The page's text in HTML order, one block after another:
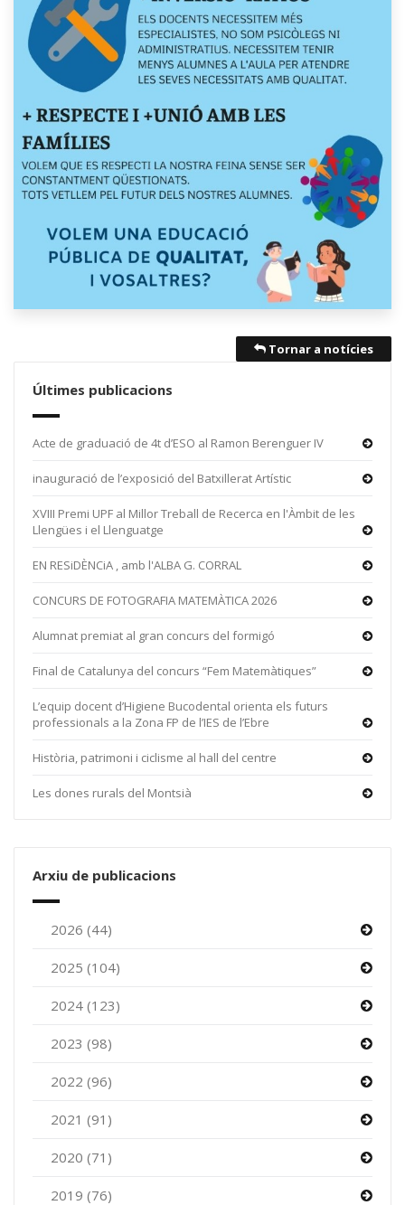
Tornar a notícies
Últimes publicacions
Acte de graduació de 4t d’ESO al Ramon Berenguer IV
inauguració de l’exposició del Batxillerat Artístic
XVIII Premi UPF al Millor Treball de Recerca en l'Àmbit de les
Llengües i el Llenguatge
EN RESiDÈNCiA , amb l'ALBA G. CORRAL
CONCURS DE FOTOGRAFIA MATEMÀTICA 2026
Alumnat premiat al gran concurs del formigó
Final de Catalunya del concurs “Fem Matemàtiques”
L’equip docent d’Higiene Bucodental orienta els futurs
professionals a la Zona FP de l’IES de l’Ebre
Història, patrimoni i ciclisme al hall del centre
Les dones rurals del Montsià
Arxiu de publicacions
2026 (44)
2025 (104)
2024 (123)
2023 (98)
2022 (96)
2021 (91)
2020 (71)
2019 (76)